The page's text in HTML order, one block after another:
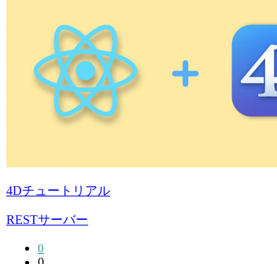
4Dチュートリアル
RESTサーバー
0